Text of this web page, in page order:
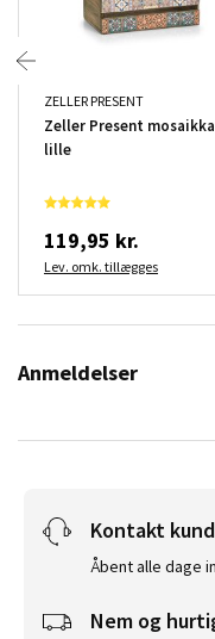
ZELLER PRESENT
Zeller Present
lille
119,95 kr.
Lev. omk. tillægges
Anmeldelser
Kontakt
Åbent alle dage
Nem og